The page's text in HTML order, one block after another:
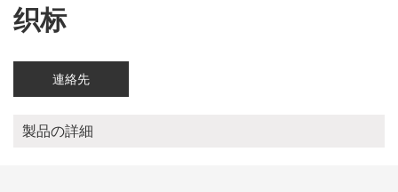
织标
連絡先
製品の詳細